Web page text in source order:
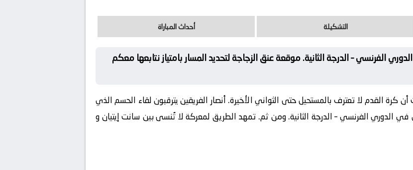
التشكيلة أحداث المباراة
الفرنسي – الدرجة الثانية. موقعة عنق الزجاجة لتحديد المسار بامتياز نتابعها معكم
كرة القدم لا تعترف بالمستحيل حتى الثواني الأخيرة. أنصار الفريقين يترقبون لقاء الحسم الذي
الدوري الفرنسي – الدرجة الثانية. ومن ثم. تمهد الطريق لمعركة لا تُنسى بين سانت إيتيان و